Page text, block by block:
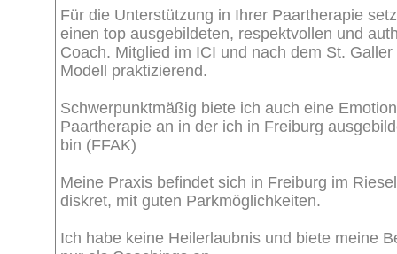
Für die Unterstützung in Ihrer Paartherapie
einen top ausgebildeten, respektvollen und
Coach. Mitglied im ICI und nach dem St.
Modell praktizierend.
Schwerpunktmäßig biete ich auch eine
Paartherapie an in der ich in Freiburg
bin (FFAK)
Meine Praxis befindet sich in Freiburg im
diskret, mit guten Parkmöglichkeiten.
Ich habe keine Heilerlaubnis und biete meine